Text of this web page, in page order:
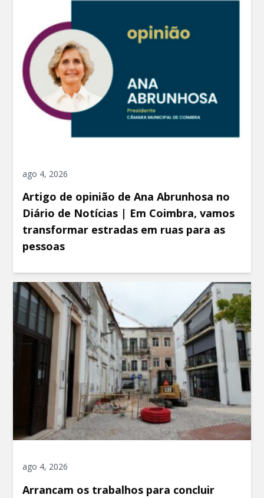
ago 4, 2026
Artigo de opinião de Ana Abrunhosa no
Diário de Notícias | Em Coimbra, vamos
transformar estradas em ruas para as
pessoas
ago 4, 2026
Arrancam os trabalhos para concluir